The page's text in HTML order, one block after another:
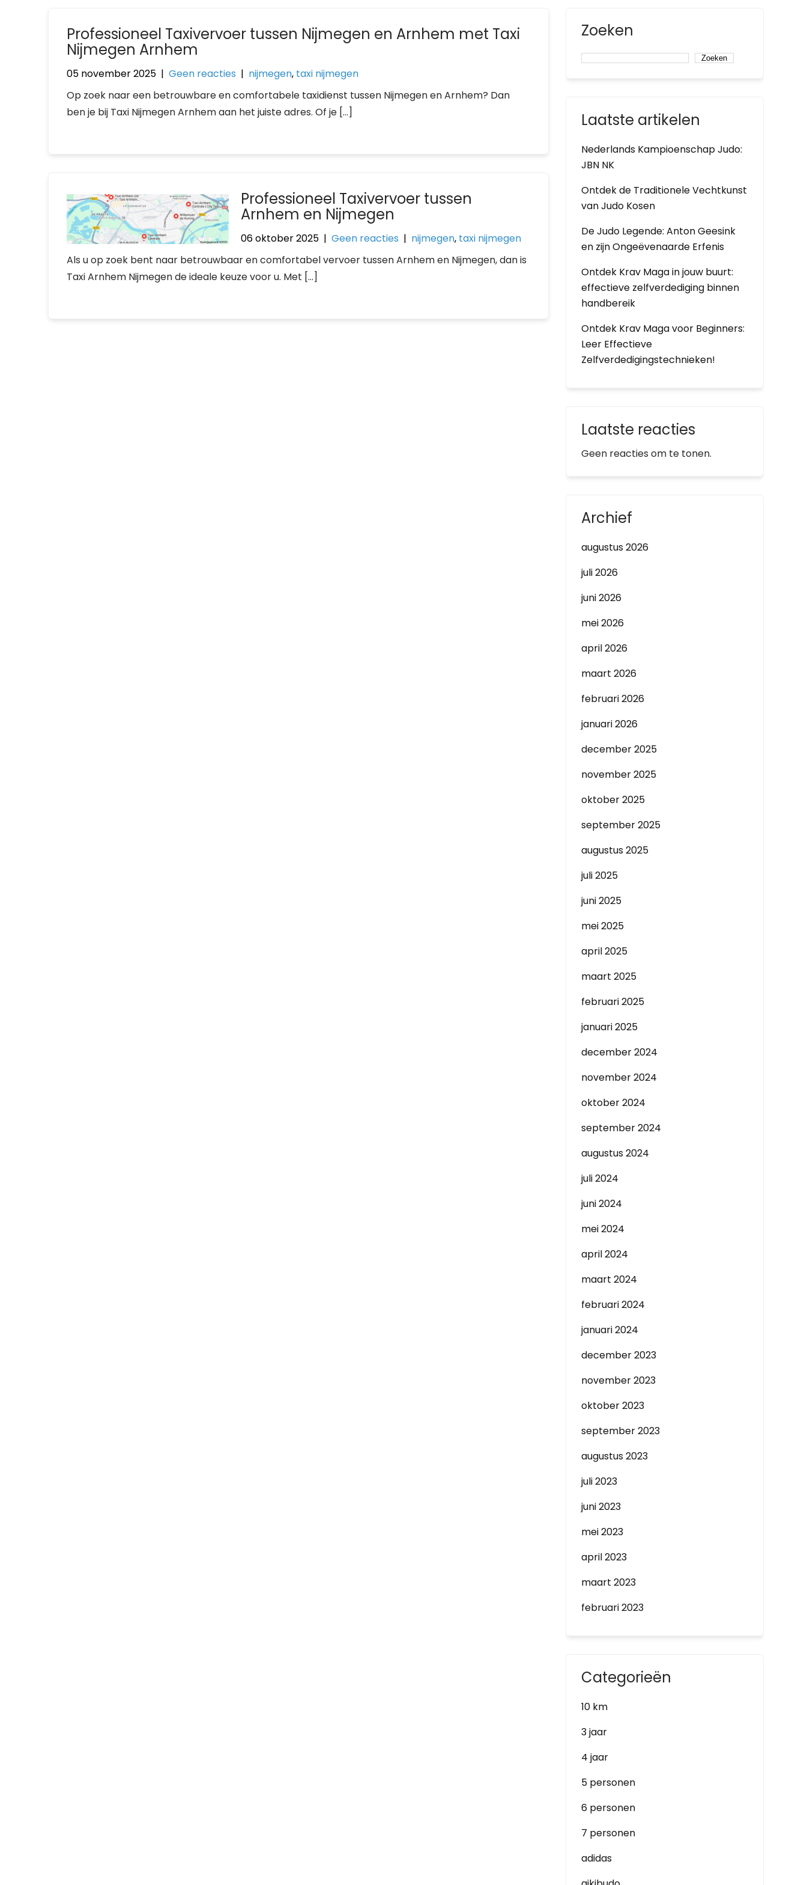
Professioneel Taxivervoer tussen Nijmegen en Arnhem met Taxi
Nijmegen Arnhem
05 november 2025 | Geen reacties | nijmegen, taxi nijmegen
Op zoek naar een betrouwbare en comfortabele taxidienst tussen Nijmegen en Arnhem? Dan
ben je bij Taxi Nijmegen Arnhem aan het juiste adres. Of je […]
Professioneel Taxivervoer tussen
Arnhem en Nijmegen
06 oktober 2025 |Geen reacties | nijmegen, taxi nijmegen
Als u op zoek bent naar betrouwbaar en comfortabel vervoer tussen Arnhem en Nijmegen, dan is
Taxi Arnhem Nijmegen de ideale keuze voor u. Met […]
Zoeken
Zoeken
Laatste artikelen
Nederlands Kampioenschap Judo:
JBN NK
Ontdek de Traditionele Vechtkunst
van Judo Kosen
De Judo Legende: Anton Geesink
en zijn Ongeëvenaarde Erfenis
Ontdek Krav Maga in jouw buurt:
effectieve zelfverdediging binnen
handbereik
Ontdek Krav Maga voor Beginners:
Leer Effectieve
Zelfverdedigingstechnieken!
Laatste reacties
Geen reacties om te tonen.
Archief
augustus 2026
juli 2026
juni 2026
mei 2026
april 2026
maart 2026
februari 2026
januari 2026
december 2025
november 2025
oktober 2025
september 2025
augustus 2025
juli 2025
juni 2025
mei 2025
april 2025
maart 2025
februari 2025
januari 2025
december 2024
november 2024
oktober 2024
september 2024
augustus 2024
juli 2024
juni 2024
mei 2024
april 2024
maart 2024
februari 2024
januari 2024
december 2023
november 2023
oktober 2023
september 2023
augustus 2023
juli 2023
juni 2023
mei 2023
april 2023
maart 2023
februari 2023
Categorieën
10 km
3 jaar
4 jaar
5 personen
6 personen
7 personen
adidas